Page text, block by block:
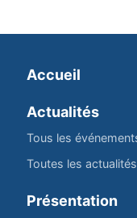
Accueil
Actualités
Tous les
Toutes les actualités
Présentation